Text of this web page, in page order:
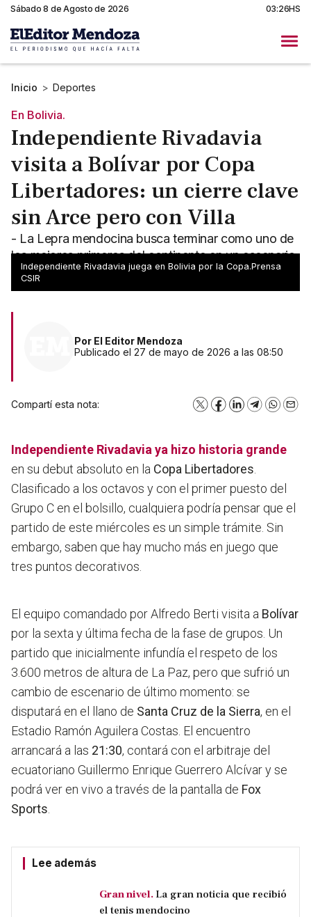
Sábado 8 de Agosto de 2026 03:26HS
Inicio > Deportes
En Bolivia.
Independiente Rivadavia
visita a Bolívar por Copa
Libertadores: un cierre clave
sin Arce pero con Villa
- La Lepra mendocina busca terminar como uno de
los mejores primeros del continente en un escenario
modificado - Hora, TV y el once de Alfredo Berti.
Independiente Rivadavia juega en Bolivia por la Copa.Prensa
CSIR
Por El Editor Mendoza
Publicado el 27 de mayo de 2026 a las 08:50
Compartí esta nota: X Facebook
LinkedInTelegram
Independiente Rivadavia ya hizo historia grande
en su debut absoluto en la Copa Libertadores
Clasificado a los octavos y con el primer puesto del
Grupo C en el bolsillo, cualquiera podría pensar que el
partido de este miércoles es un simple trámite. Sin
embargo, saben que hay mucho más en juego que
tres puntos decorativos.
El equipo comandado por Alfredo Berti visita a Bolívar
por la sexta y última fecha de la fase de grupos. Un
partido que inicialmente infundía el respeto de los
3.600 metros de altura de La Paz, pero que sufrió un
cambio de escenario de último momento: se
disputará en el llano de Santa Cruz de la Sierra, en el
Estadio Ramón Aguilera Costas. El encuentro
arrancará a las 21:30, contará con el arbitraje del
ecuatoriano Guillermo Enrique Guerrero Alcívar y se
podrá ver en vivo a través de la pantalla de Fox
Sports
Lee además
Gran nivel. La gran noticia que recibió
el tenis mendocino